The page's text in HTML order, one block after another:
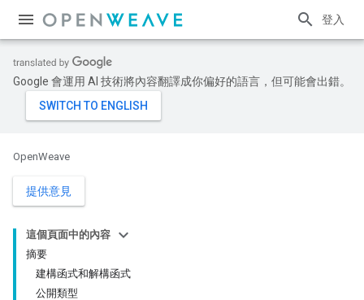
登入
Google 會運用 AI 技術將內容翻譯成你偏好的語言，但可能會出錯。
OpenWeave
提供意見
這個頁面中的內容
摘要
建構函式和解構函式
公開類型